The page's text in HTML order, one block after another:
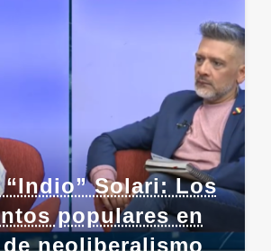
Solari: Los
populares en
neoliberalismo